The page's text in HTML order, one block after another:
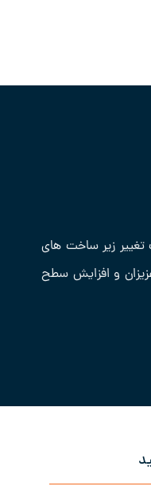
تغییر زیر ساخت های
و افزایش سطح